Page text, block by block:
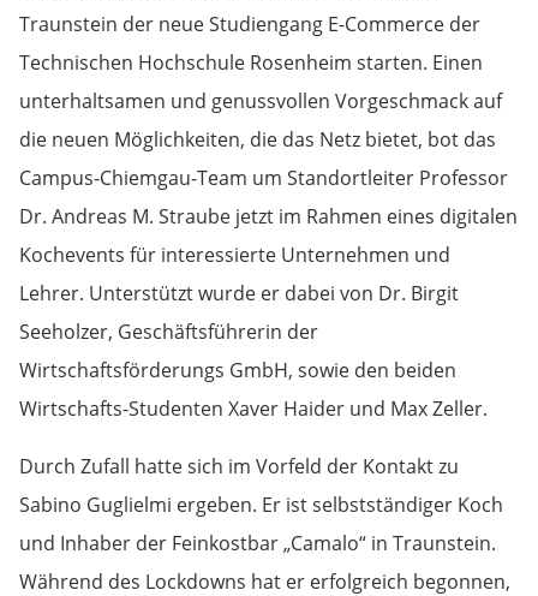
Traunstein der neue Studiengang E-Commerce der
Technischen Hochschule Rosenheim starten. Einen
unterhaltsamen und genussvollen Vorgeschmack auf
die neuen Möglichkeiten, die das Netz bietet, bot das
Campus-Chiemgau-Team um Standortleiter Professor
Dr. Andreas M. Straube jetzt im Rahmen eines digitalen
Kochevents für interessierte Unternehmen und
Lehrer. Unterstützt wurde er dabei von Dr. Birgit
Seeholzer, Geschäftsführerin der
Wirtschaftsförderungs GmbH, sowie den beiden
Wirtschafts-Studenten Xaver Haider und Max Zeller.
Durch Zufall hatte sich im Vorfeld der Kontakt zu
Sabino Guglielmi ergeben. Er ist selbstständiger Koch
und Inhaber der Feinkostbar „Camalo“ in Traunstein.
Während des Lockdowns hat er erfolgreich begonnen,